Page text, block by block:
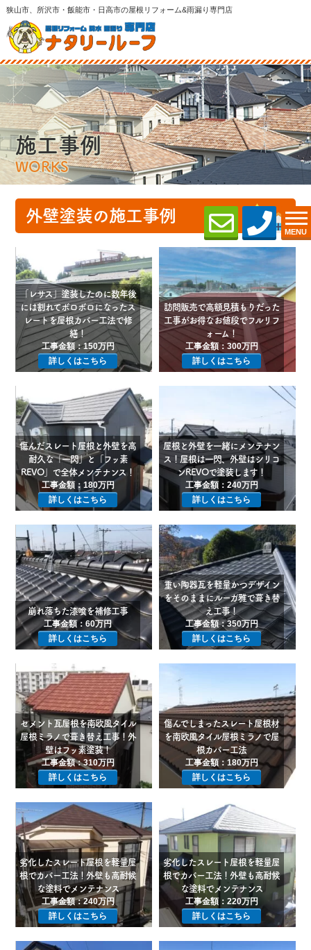
狭山市、所沢市・飯能市・日高市の屋根リフォーム&雨漏り専門店
MENU
施工事例
WORKS
外壁塗装の施工事例
「レサス」塗装したのに数年後
には割れてボロボロになったス
レートを屋根カバー工法で修
繕！
工事金額：150万円
詳しくはこちら
訪問販売で高額見積もりだった
工事がお得なお値段でフルリフ
ォーム！
工事金額：300万円
詳しくはこちら
傷んだスレート屋根と外壁を高
耐久な「一閃」と「フッ素
REVO」で全体メンテナンス！
工事金額：180万円
詳しくはこちら
屋根と外壁を一緒にメンテナン
ス！屋根は一閃、外壁はシリコ
ンREVOで塗装します！
工事金額：240万円
詳しくはこちら
崩れ落ちた漆喰を補修工事
工事金額：60万円
詳しくはこちら
重い陶器瓦を軽量かつデザイン
をそのままにルーガ雅で葺き替
え工事！
工事金額：350万円
詳しくはこちら
セメント瓦屋根を南欧風タイル
屋根ミラノで葺き替え工事！外
壁はフッ素塗装！
工事金額：310万円
詳しくはこちら
傷んでしまったスレート屋根材
を南欧風タイル屋根ミラノで屋
根カバー工法
工事金額：180万円
詳しくはこちら
劣化したスレート屋根を軽量屋
根でカバー工法！外壁も高耐候
な塗料でメンテナンス
工事金額：240万円
詳しくはこちら
劣化したスレート屋根を軽量屋
根でカバー工法！外壁も高耐候
な塗料でメンテナンス
工事金額：220万円
詳しくはこちら